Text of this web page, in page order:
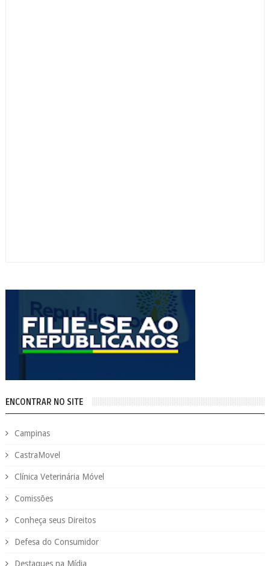
ENCONTRAR NO SITE
Campinas
CastraMovel
Clínica Veterinária Móvel
Comissões
Conheça seus Direitos
Defesa do Consumidor
Destaques na Mídia